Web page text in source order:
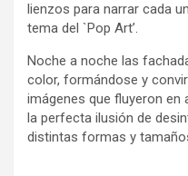
lienzos para narrar cada
tema del `Pop Art’.
Noche a noche las
color, formándose y
imágenes que fluyeron en
la perfecta ilusión de
distintas formas y